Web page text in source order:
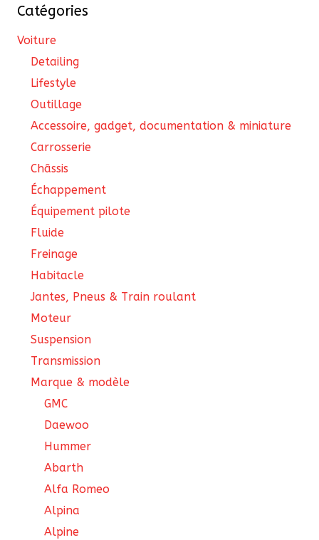
Catégories
Voiture
Detailing
Lifestyle
Outillage
Accessoire, gadget, documentation & miniature
Carrosserie
Châssis
Échappement
Équipement pilote
Fluide
Freinage
Habitacle
Jantes, Pneus & Train roulant
Moteur
Suspension
Transmission
Marque & modèle
GMC
Daewoo
Hummer
Abarth
Alfa Romeo
Alpina
Alpine